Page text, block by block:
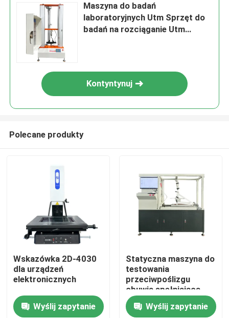
Produkty
Pokaz VR
Maszyna do badań
laboratoryjnych Utm Sprzęt do
badań na rozciąganie Utm
Kontyntynuj
Polecane produkty
Wskazówka 2D-4030
dla urządzeń
elektronicznych
Wyślij zapytanie
Statyczna maszyna do
testowania
przeciwpoślizgu
obuwia spełniająca
standard ISO 13287
2007 sterowanie
Wyślij zapytanie